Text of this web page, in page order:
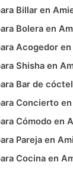
Billar en
Bolera en
Acogedor
Shisha en
Bar de
Concierto
Cómodo en
Pareja en
Cocina en